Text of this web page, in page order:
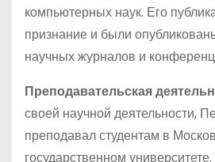
компьютерных наук. Его
признание и были
научных журналов и
Преподавательская
своей научной деятельности,
преподавал студентам в
государственном